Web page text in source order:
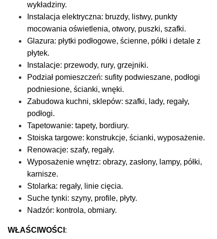
wykładziny.
Instalacja elektryczna: bruzdy, listwy, punkty
mocowania oświetlenia, otwory, puszki, szafki.
Glazura: płytki podłogowe, ścienne, półki i detale z
płytek.
Instalacje: przewody, rury, grzejniki.
Podział pomieszczeń: sufity podwieszane, podłogi
podniesione, ścianki, wnęki.
Zabudowa kuchni, sklepów: szafki, lady, regały,
podłogi.
Tapetowanie: tapety, bordiury.
Stoiska targowe: konstrukcje, ścianki, wyposażenie.
Renowacje: szafy, regały.
Wyposażenie wnętrz: obrazy, zasłony, lampy, półki,
karnisze.
Stolarka: regały, linie cięcia.
Suche tynki: szyny, profile, płyty.
Nadzór: kontrola, obmiary.
WŁAŚCIWOŚCI :